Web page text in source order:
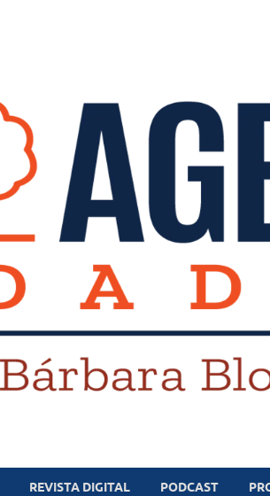
REVISTA DIGITAL PODCAST